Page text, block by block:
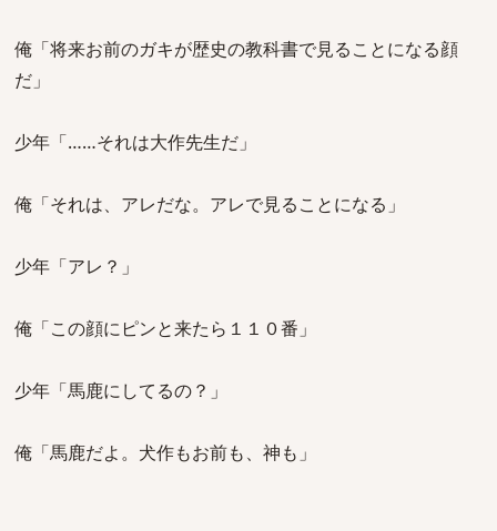
俺「将来お前のガキが歴史の教科書で見ることになる顔
だ」
少年「……それは大作先生だ」
俺「それは、アレだな。アレで見ることになる」
少年「アレ？」
俺「この顔にピンと来たら１１０番」
少年「馬鹿にしてるの？」
俺「馬鹿だよ。犬作もお前も、神も」